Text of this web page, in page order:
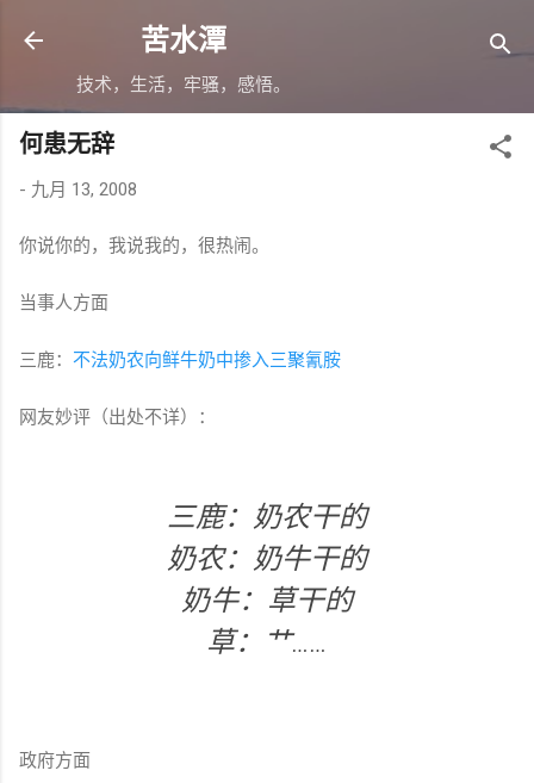
跳至主要内容
苦水潭
技术，生活，牢骚，感悟。
何患无辞
- 九月 13, 2008
你说你的，我说我的，很热闹。
当事人方面
三鹿： 不法奶农向鲜牛奶中掺入三聚氰胺
网友妙评（出处不详）：
三鹿：奶农干的
奶农：奶牛干的
奶牛：草干的
草：艹……
政府方面